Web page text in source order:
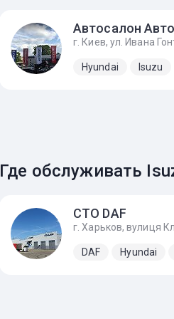
Автосалон
г. Киев, ул. Ивана
Hyundai Isuzu
Где обслуживать
СТО DAF
DAF Hyundai